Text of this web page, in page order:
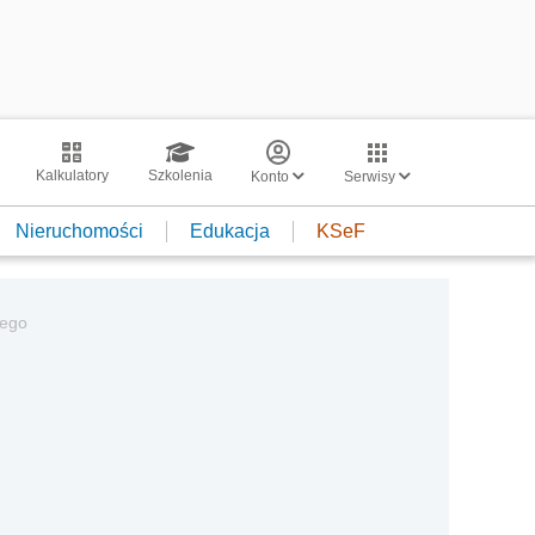
Kalkulatory Szkolenia Konto Serwisy
Nieruchomości Edukacja KSeF